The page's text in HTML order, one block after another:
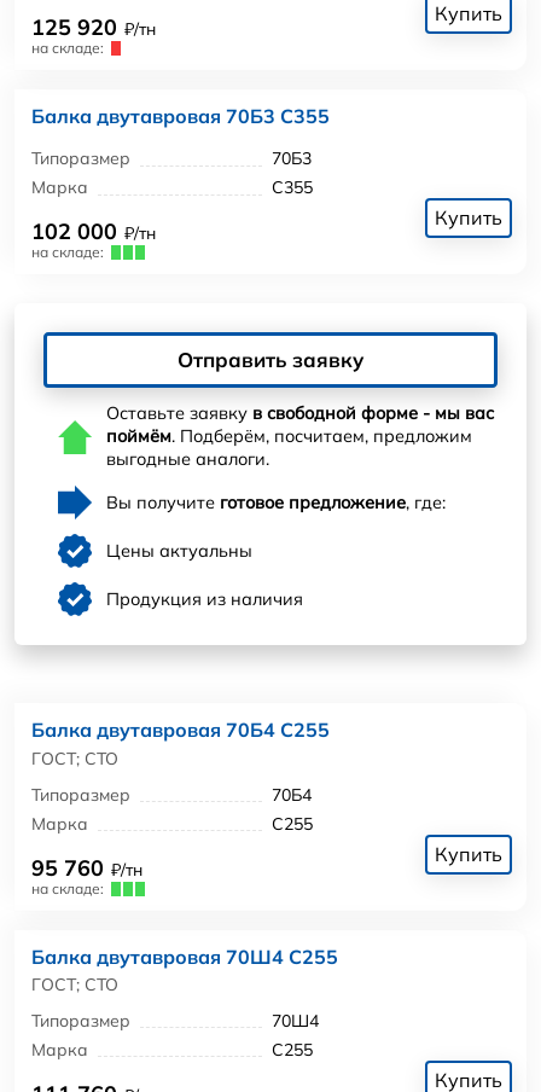
125 920 ₽/тн
на складе:
Купить
Балка двутавровая 70Б3 С355
Типоразмер
70Б3
Марка
С355
102 000 ₽/тн
на складе:
Купить
Отправить заявку
Оставьте заявку в свободной форме - мы вас
поймём. Подберём, посчитаем, предложим
выгодные аналоги.
Вы получите готовое предложение, где:
Цены актуальны
Продукция из наличия
Балка двутавровая 70Б4 С255
ГОСТ; СТО
Типоразмер
70Б4
Марка
С255
95 760 ₽/тн
на складе:
Купить
Балка двутавровая 70Ш4 С255
ГОСТ; СТО
Типоразмер
70Ш4
Марка
С255
Купить